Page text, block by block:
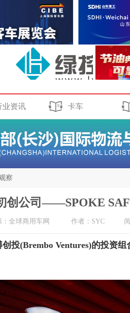
业资讯 卡车
察
创公司——SPOKE
：全球商用车网 作者：SYC
创投(Brembo Ventures)的投资